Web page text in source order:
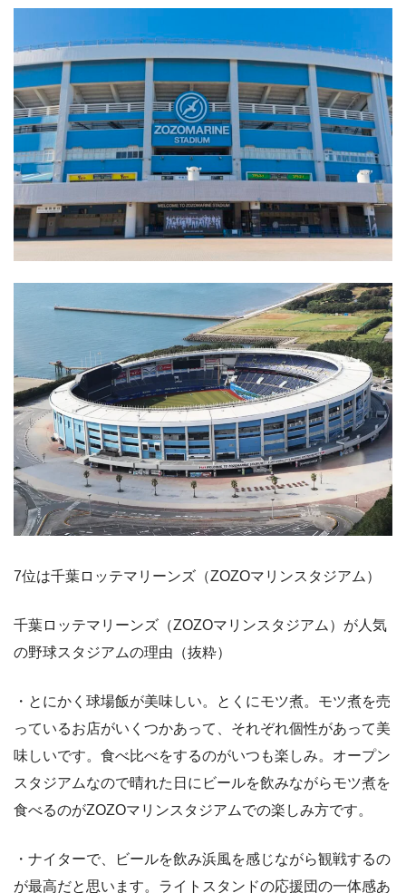
7位は千葉ロッテマリーンズ（ZOZOマリンスタジアム）
千葉ロッテマリーンズ（ZOZOマリンスタジアム）が人気
の野球スタジアムの理由（抜粋）
・とにかく球場飯が美味しい。とくにモツ煮。モツ煮を売
っているお店がいくつかあって、それぞれ個性があって美
味しいです。食べ比べをするのがいつも楽しみ。オープン
スタジアムなので晴れた日にビールを飲みながらモツ煮を
食べるのがZOZOマリンスタジアムでの楽しみ方です。
・ナイターで、ビールを飲み浜風を感じながら観戦するの
が最高だと思います。ライトスタンドの応援団の一体感あ